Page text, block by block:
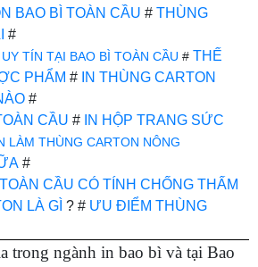
BAO BÌ TOÀN CẦU # THÙNG
#
TÍN TẠI BAO BÌ TOÀN CẦU # THẾ
PHẨM # IN THÙNG CARTON
#
CẦU # IN HỘP TRANG SỨC
LÀM THÙNG CARTON NÔNG
#
CẦU CÓ TÍNH CHỐNG THẤM
LÀ GÌ ? # ƯU ĐIỂM THÙNG
trong ngành in bao bì và tại Bao